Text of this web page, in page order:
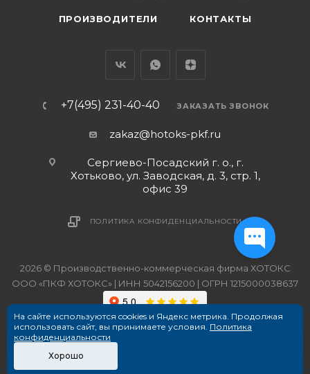
ПРОИЗВОДИТЕЛИ КОНТАКТЫ
+7(495) 231-40-40 ЗАКАЗАТЬ ЗВОНОК
zakaz@hotoks-pkf.ru
Сергиево-Посадский г. о., г.
Хотьково, ул. Заводская, д. 3, стр. 1,
офис 39
ПОЛИТИКА КОНФИДЕНЦИАЛЬНОСТИ
2026 © Производственно-коммерческая фирма ХОТОКС
ООО «ПКФ ХОТОКС» | ИНН 5042156200 | ОГРН 1215000038637
На сайте используются cookies и Яндекс метрика. Продолжая
использовать сайт, вы принимаете условия. Политика
конфиденциальности
Хорошо